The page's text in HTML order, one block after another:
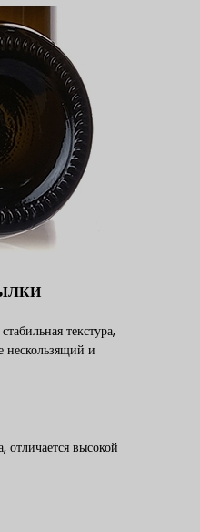
текстура,
нескользящий и
отличается высокой